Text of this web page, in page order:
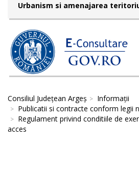
Urbanism si amenajarea
Consiliul Județean Argeș
Informații
Publicatii si contracte conform legii
Regulament privind conditiile de
acces